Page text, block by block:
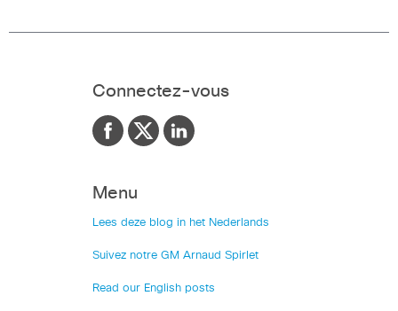
Connectez-vous
Menu
Lees deze blog in het Nederlands
Suivez notre GM Arnaud Spirlet
Read our English posts